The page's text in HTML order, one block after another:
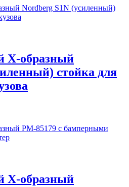
Х-образный
стойка для
Х-образный